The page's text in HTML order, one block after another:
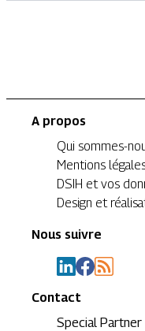
A propos
Qui sommes-
Mentions
DSIH et vos
Design et
Nous suivre
Contact
Special Partner